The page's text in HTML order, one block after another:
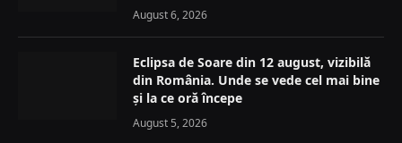
August 6, 2026
Eclipsa de Soare din 12 august, vizibilă
din România. Unde se vede cel mai bine
și la ce oră începe
August 5, 2026